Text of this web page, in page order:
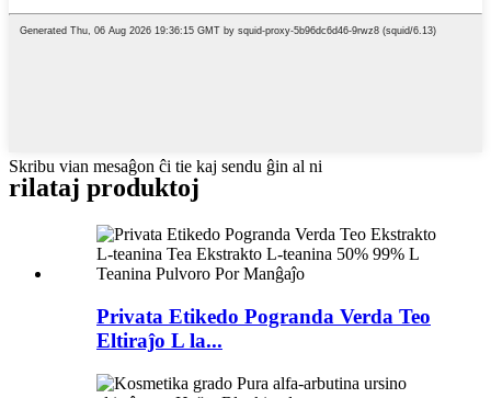
Skribu vian mesaĝon ĉi tie kaj sendu ĝin al ni
rilataj produktoj
Privata Etikedo Pogranda Verda Teo
Eltiraĵo L la...